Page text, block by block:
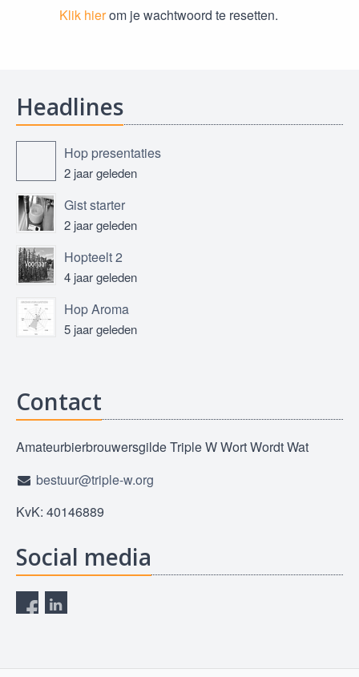
Klik hierom je wachtwoord te resetten.
Headlines
Hop presentaties
2 jaar geleden
Gist starter
2 jaar geleden
Hopteelt 2
4 jaar geleden
Hop Aroma
5 jaar geleden
Contact
Amateurbierbrouwersgilde Triple W Wort Wordt Wat
bestuur@triple-w.org
KvK: 40146889
Social media